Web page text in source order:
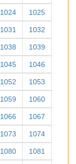
1024 1025
1031 1032
1038 1039
1045 1046
1052 1053
1059 1060
1066 1067
1073 1074
1080 1081